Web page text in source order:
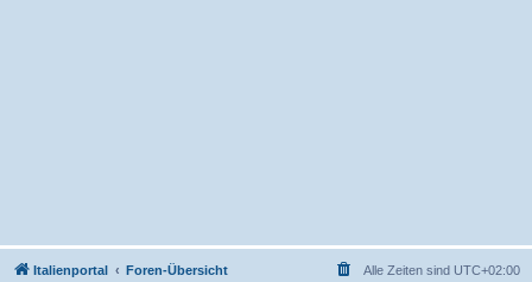
Italienportal Foren-Übersicht Alle Zeiten sind UTC+02:00